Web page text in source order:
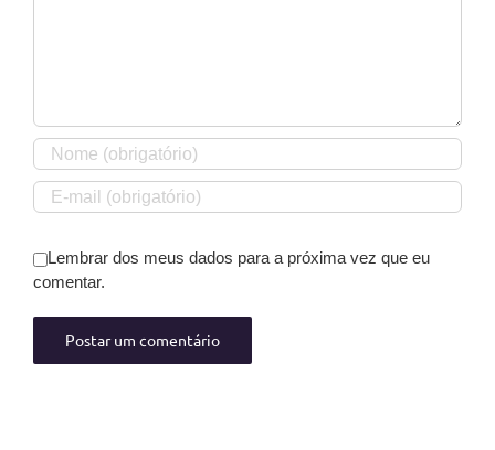
Lembrar dos meus dados para a próxima vez que eu
comentar.